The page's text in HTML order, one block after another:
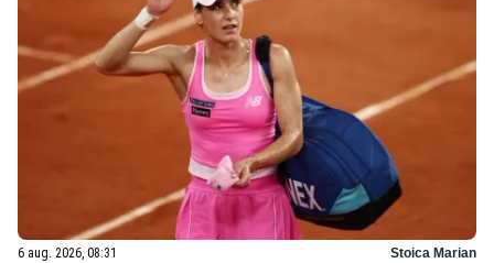
6 aug. 2026, 08:31 Stoica Marian